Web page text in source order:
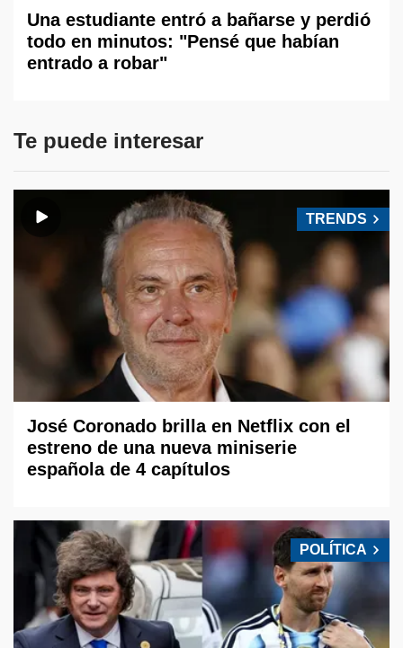
Una estudiante entró a bañarse y perdió
todo en minutos: "Pensé que habían
entrado a robar"
Te puede interesar
TRENDS
José Coronado brilla en Netflix con el
estreno de una nueva miniserie
española de 4 capítulos
POLÍTICA